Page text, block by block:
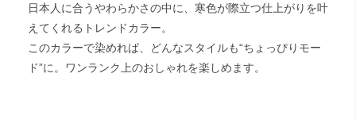
日本人に合うやわらかさの中に、寒色が際立つ仕上がりを叶
えてくれるトレンドカラー。
このカラーで染めれば、どんなスタイルも“ちょっぴりモー
ド”に。ワンランク上のおしゃれを楽しめます。